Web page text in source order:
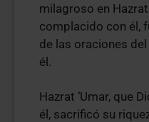
milagroso en Hazrat
complacido con él,
de las oraciones
él.
Hazrat ‘Umar, que
él, sacrificó su